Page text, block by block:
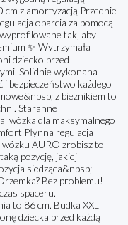
cm z amortyzacją Przednie
oparcia za pomocą
tak, aby
✨ Wytrzymała
dziecko przed
Solidnie wykonana
bezpieczeństwo każdego
z bieżnikiem to
Staranne
wózka dla maksymalnego
Płynna regulacja
AURO zrobisz to
pozycję, jakiej
siedząca&nbsp; -
Bez problemu!
spaceru.
to 86 cm. Budka XXL
dziecka przed każdą